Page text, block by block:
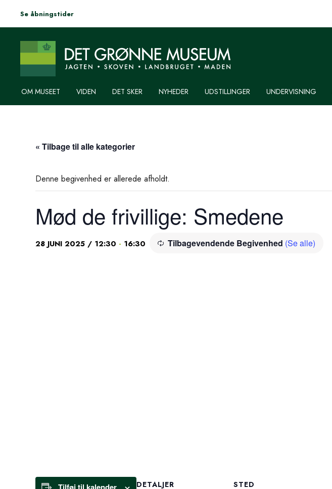
Se åbningstider
OM MUSEET VIDEN DET SKER NYHEDER UDSTILLINGER UNDERVISNING
« Tilbage til alle kategorier
Denne begivenhed er allerede afholdt.
Mød de frivillige: Smedene
28 JUNI 2025 / 12:30 - 16:30 Tilbagevendende Begivenhed (Se alle)
DETALJER
STED